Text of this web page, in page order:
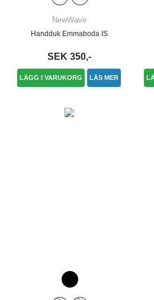
NewWave
Handduk Emmaboda IS
SEK 350,-
LÄGG I VARUKORG LÄS MER